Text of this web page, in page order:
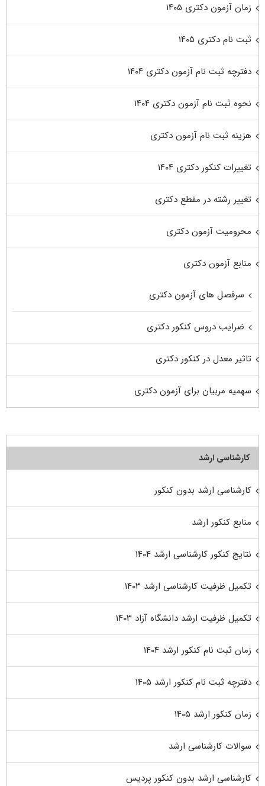
زمان آزمون دکتری ۱۴۰۵
ثبت نام دکتری ۱۴۰۵
دفترچه ثبت نام آزمون دکتری ۱۴۰۴
نحوه ثبت نام آزمون دکتری ۱۴۰۴
هزینه ثبت نام آزمون دکتری
تغییرات کنکور دکتری ۱۴۰۴
تغییر رشته در مقطع دکتری
محرومیت آزمون دکتری
منابع آزمون دکتری
سرفصل های آزمون دکتری
ضرایب دروس کنکور دکتری
تاثیر معدل در کنکور دکتری
سهمیه مربیان برای آزمون دکتری
کارشناسی ارشد
کارشناسی ارشد بدون کنکور
منابع کنکور ارشد
نتایج کنکور کارشناسی ارشد ۱۴۰۴
تکمیل ظرفیت کارشناسی ارشد ۱۴۰۳
تکمیل ظرفیت ارشد دانشگاه آزاد ۱۴۰۳
زمان ثبت نام کنکور ارشد ۱۴۰۴
دفترچه ثبت نام کنکور ارشد ۱۴۰۵
زمان کنکور ارشد ۱۴۰۵
سوالات کارشناسی ارشد
کارشناسی ارشد بدون کنکور پردیس